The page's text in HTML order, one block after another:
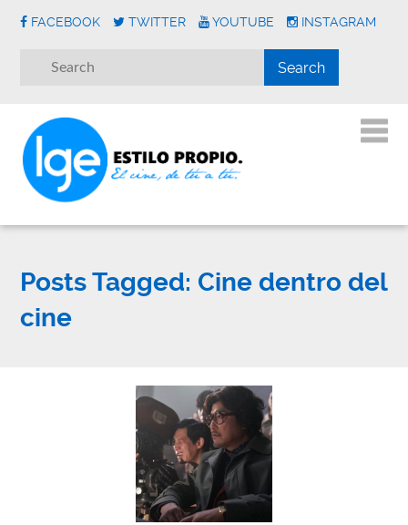
FACEBOOK TWITTER YOUTUBE INSTAGRAM
Posts Tagged: Cine dentro del
cine